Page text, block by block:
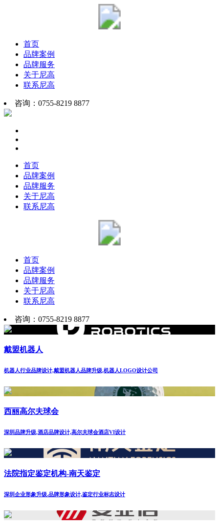
首页
品牌案例
品牌服务
关于尼高
联系尼高
咨询：0755-8219 8877
首页
品牌案例
品牌服务
关于尼高
联系尼高
首页
品牌案例
品牌服务
关于尼高
联系尼高
咨询：0755-8219 8877
戴盟机器人
机器人行业品牌设计,戴盟机器人品牌升级,机器人LOGO设计公司
西丽高尔夫球会
深圳品牌升级,酒店品牌设计,高尔夫球会酒店VI设计
法院指定鉴定机构-南天鉴定
深圳企业形象升级.品牌形象设计,鉴定行业标志设计